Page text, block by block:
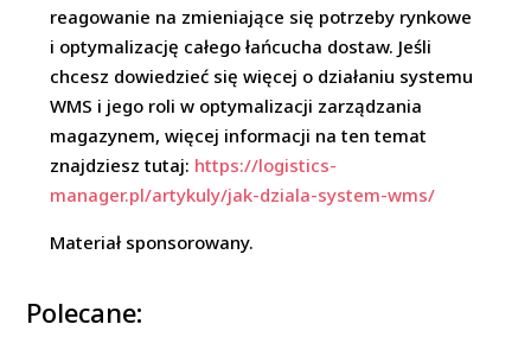
reagowanie na zmieniające się potrzeby rynkowe
i optymalizację całego łańcucha dostaw. Jeśli
chcesz dowiedzieć się więcej o działaniu systemu
WMS i jego roli w optymalizacji zarządzania
magazynem, więcej informacji na ten temat
znajdziesz tutaj: https://logistics-
manager.pl/artykuly/jak-dziala-system-wms/
Materiał sponsorowany.
Polecane: